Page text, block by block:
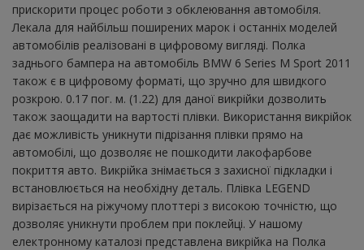
прискорити процес роботи з обклеювання автомобіля.
Лекала для найбільш поширених марок і останніх моделей
автомобілів реалізовані в цифровому вигляді. Полка
заднього бампера на автомобіль BMW 6 Series M Sport 2011
також є в цифровому форматі, що зручно для швидкого
розкрою. 0.17 пог. м. (1.22) для даної викрійки дозволить
також заощадити на вартості плівки. Використання викрійок
дає можливість уникнути підрізання плівки прямо на
автомобілі, що дозволяє не пошкодити лакофарбове
покриття авто. Викрійка знімається з захисної підкладки і
встановлюється на необхідну деталь. Плівка LEGEND
вирізається на ріжучому плоттері з високою точністю, що
дозволяє уникнути проблем при поклейці. У нашому
електронному каталозі представлена ​​викрійка на Полка